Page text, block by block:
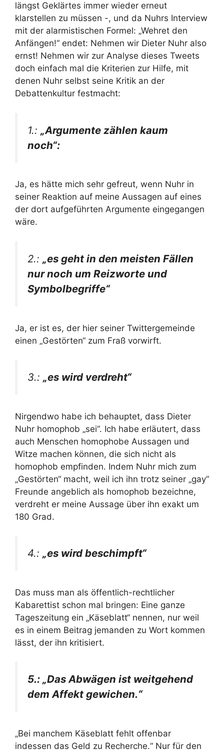
längst Geklärtes immer wieder erneut
klarstellen zu müssen -, und da Nuhrs Interview
mit der alarmistischen Formel: „Wehret den
Anfängen!“ endet: Nehmen wir Dieter Nuhr also
ernst! Nehmen wir zur Analyse dieses Tweets
doch einfach mal die Kriterien zur Hilfe, mit
denen Nuhr selbst seine Kritik an der
Debattenkultur festmacht:
1.: „Argumente zählen kaum
noch“:
Ja, es hätte mich sehr gefreut, wenn Nuhr in
seiner Reaktion auf meine Aussagen auf eines
der dort aufgeführten Argumente eingegangen
wäre.
2.: „es geht in den meisten Fällen
nur noch um Reizworte und
Symbolbegriffe“
Ja, er ist es, der hier seiner Twittergemeinde
einen „Gestörten“ zum Fraß vorwirft.
3.: „es wird verdreht“
Nirgendwo habe ich behauptet, dass Dieter
Nuhr homophob „sei“. Ich habe erläutert, dass
auch Menschen homophobe Aussagen und
Witze machen können, die sich nicht als
homophob empfinden. Indem Nuhr mich zum
„Gestörten“ macht, weil ich ihn trotz seiner „gay“
Freunde angeblich als homophob bezeichne,
verdreht er meine Aussage über ihn exakt um
180 Grad.
4.: „es wird beschimpft“
Das muss man als öffentlich-rechtlicher
Kabarettist schon mal bringen: Eine ganze
Tageszeitung ein „Käseblatt“ nennen, nur weil
es in einem Beitrag jemanden zu Wort kommen
lässt, der ihn kritisiert.
5.: „Das Abwägen ist weitgehend
dem Affekt gewichen.“
„Bei manchem Käseblatt fehlt offenbar
indessen das Geld zu Recherche.“ Nur für den